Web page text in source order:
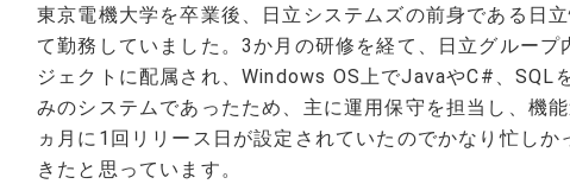
東京電機大学を卒業後、日立システムズの前身である日
て勤務していました。3か月の研修を経て、日立グルー
ジェクトに配属され、Windows OS上でJavaやC#、SQL
みのシステムであったため、主に運用保守を担当し、機
ヵ月に1回リリース日が設定されていたのでかなり忙し
きたと思っています。